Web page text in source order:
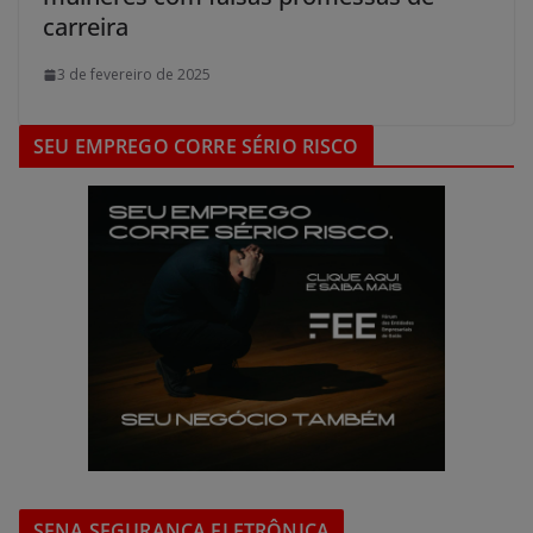
carreira
3 de fevereiro de 2025
SEU EMPREGO CORRE SÉRIO RISCO